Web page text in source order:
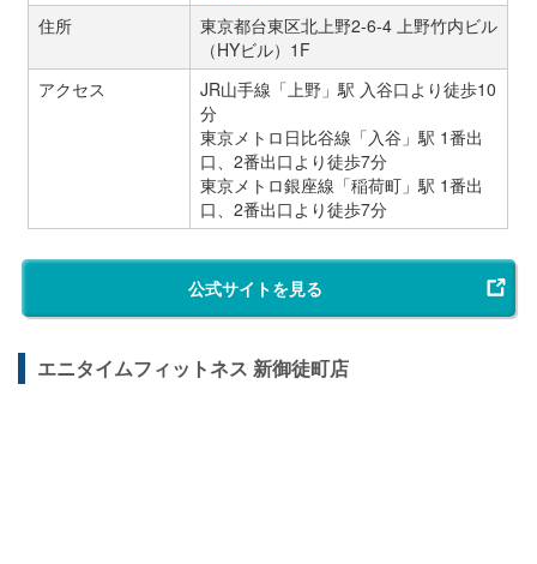
住所
東京都台東区北上野2-6-4 上野竹内ビル
（HYビル）1F
アクセス
JR山手線「上野」駅 入谷口より徒歩10
分
東京メトロ日比谷線「入谷」駅 1番出
口、2番出口より徒歩7分
東京メトロ銀座線「稲荷町」駅 1番出
口、2番出口より徒歩7分
公式サイトを見る
エニタイムフィットネス 新御徒町店